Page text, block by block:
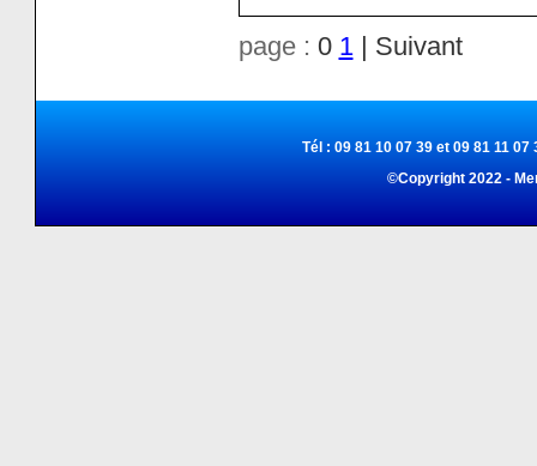
page : 0 1 | Suivant
Tél : 09 81 10 07 39 et 09 81 11
©Copyright 2022 -